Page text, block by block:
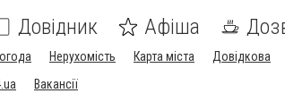
Довідник Афіша
Нерухомість Карта міста Довідкова
Вакансії